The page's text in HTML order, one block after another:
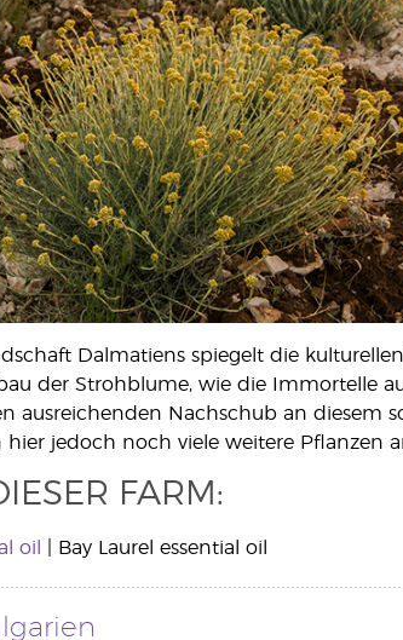
Dalmatiens spiegelt die
der Strohblume, wie die Immortelle
ausreichenden Nachschub an diesem
jedoch noch viele weitere Pflanzen
FARM:
oil | Bay Laurel essential oil